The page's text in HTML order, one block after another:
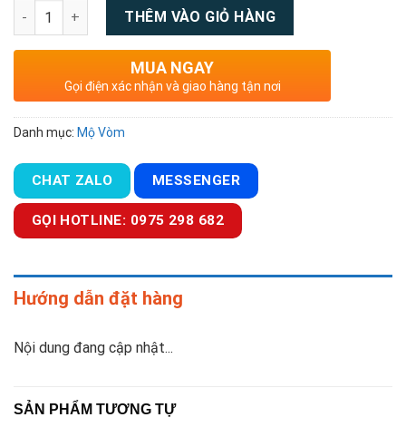
Số lượng THÊM VÀO GIỎ HÀNG
MUA NGAY
Gọi điện xác nhận và giao hàng tận nơi
Danh mục: Mộ Vòm
CHAT ZALO MESSENGER
GỌI HOTLINE: 0975 298 682
Hướng dẫn đặt hàng
Nội dung đang cập nhật...
SẢN PHẨM TƯƠNG TỰ